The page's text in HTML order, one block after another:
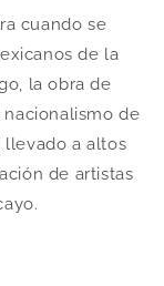
cuando se
de la
la obra de
de
llevado a altos
de artistas